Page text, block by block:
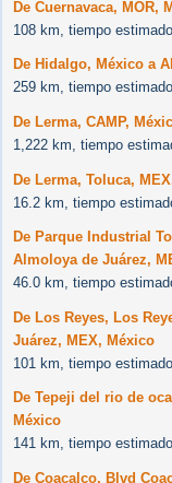
De Cuernavaca, MOR,
108 km, tiempo
De Hidalgo, México a
259 km, tiempo
De Lerma, CAMP,
1,222 km, tiempo
De Lerma, Toluca,
16.2 km, tiempo
De Parque Industrial
Almoloya de Juárez,
46.0 km, tiempo
De Los Reyes, Los
Juárez, MEX, México
101 km, tiempo
De Tepeji del rio de
México
141 km, tiempo
De Coacalco, Blvd